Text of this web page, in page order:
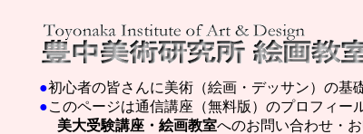
●初心者の皆さんに美術（絵画・デッサン）の
●このページは通信講座（無料版）のプロフィー
美大受験講座・絵画教室へのお問い合わせ・